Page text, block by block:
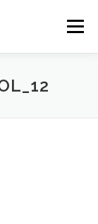
メニュー